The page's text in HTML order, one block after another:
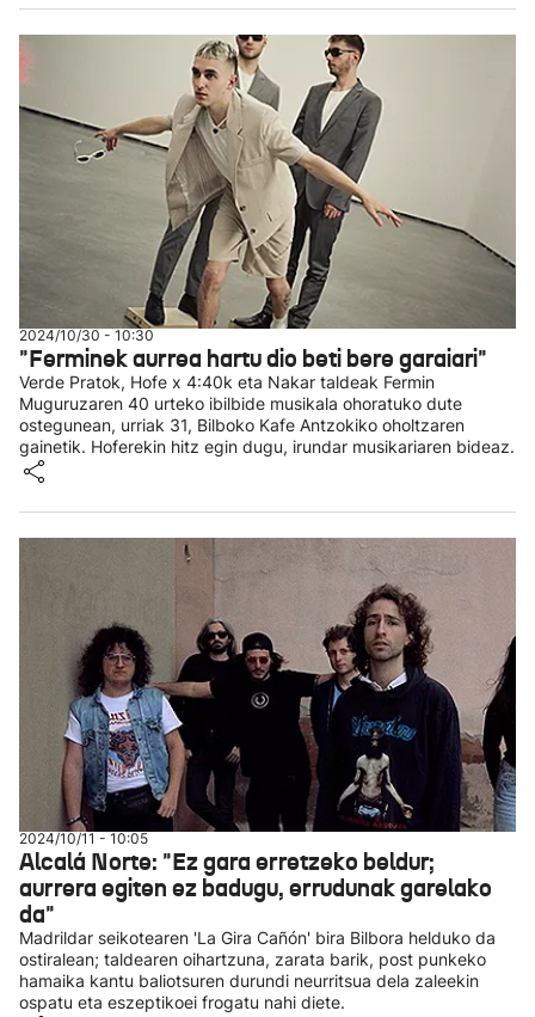
2024/10/30 - 10:30
"Ferminek aurrea hartu dio beti bere garaiari"
Verde Pratok, Hofe x 4:40k eta Nakar taldeak Fermin
Muguruzaren 40 urteko ibilbide musikala ohoratuko dute
ostegunean, urriak 31, Bilboko Kafe Antzokiko oholtzaren
gainetik. Hoferekin hitz egin dugu, irundar musikariaren bideaz.
2024/10/11 - 10:05
Alcalá Norte: "Ez gara erretzeko beldur;
aurrera egiten ez badugu, errudunak garelako
da"
Madrildar seikotearen 'La Gira Cañón' bira Bilbora helduko da
ostiralean; taldearen oihartzuna, zarata barik, post punkeko
hamaika kantu baliotsuren durundi neurritsua dela zaleekin
ospatu eta eszeptikoei frogatu nahi diete.